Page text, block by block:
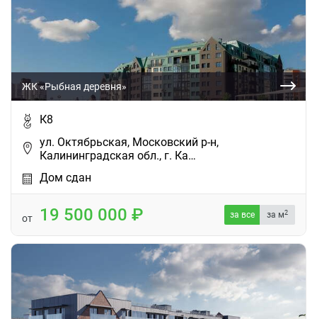
ЖК «Рыбная деревня»
К8
ул. Октябрьская, Московский р-н,
Калининградская обл., г. Ка…
Дом сдан
от 19 500 000 за все за м2